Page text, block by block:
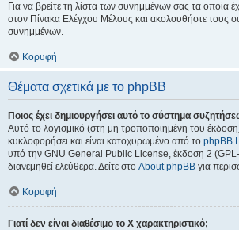
Για να βρείτε τη λίστα των συνημμένων σας τα οποία
στον Πίνακα Ελέγχου Μέλους και ακολουθήστε τους
συνημμένων.
Κορυφή
Θέματα σχετικά με το phpBB
Ποιος έχει δημιουργήσει αυτό το σύστημα
Αυτό το λογισμικό (στη μη τροποποιημένη του έκδοση)
κυκλοφορήσει και είναι κατοχυρωμένο από το phpBB
υπό την GNU General Public License, έκδοση 2 (GPL-
διανεμηθεί ελεύθερα. Δείτε στο About phpBB για
Κορυφή
Γιατί δεν είναι διαθέσιμο το Χ χαρακτηριστικό;